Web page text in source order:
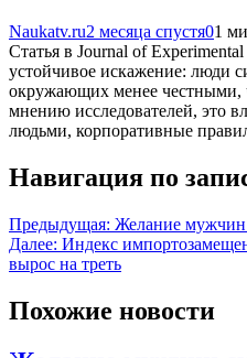
Naukatv.ru2 месяца спустя01
Статья в Journal of
устойчивое искажение: люди
окружающих менее честными,
мнению исследователей, это
людьми, корпоративные
Навигация по
Предыдущая: Желание мужчин
Далее: Индекс
вырос на треть
Похожие новости